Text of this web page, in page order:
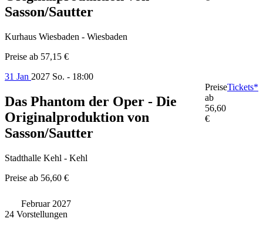
Sasson/Sautter
Kurhaus Wiesbaden - Wiesbaden
Preise ab 57,15 €
31 Jan 2027 So. - 18:00
Das Phantom der Oper - Die
Originalproduktion von
Sasson/Sautter
Stadthalle Kehl - Kehl
Preise ab 56,60 €
Preise
ab
56,60
€
Tickets*
Februar 2027
24 Vorstellungen